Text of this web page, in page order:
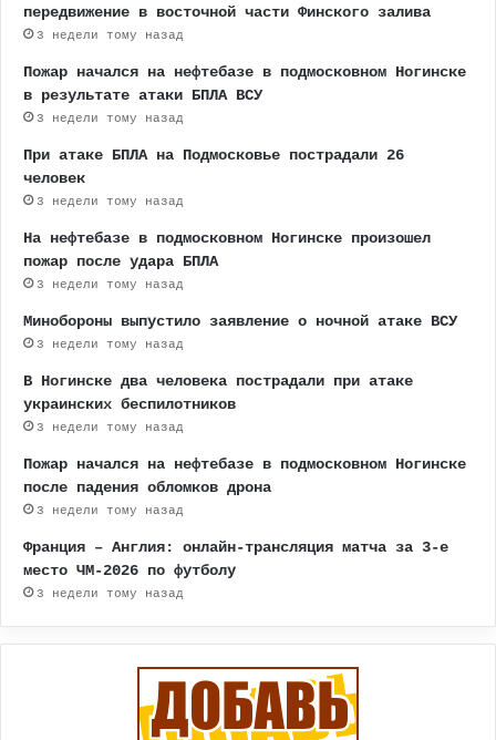
передвижение в восточной части Финского залива
3 недели тому назад
Пожар начался на нефтебазе в подмосковном Ногинске
в результате атаки БПЛА ВСУ
3 недели тому назад
При атаке БПЛА на Подмосковье пострадали 26
человек
3 недели тому назад
На нефтебазе в подмосковном Ногинске произошел
пожар после удара БПЛА
3 недели тому назад
Минобороны выпустило заявление о ночной атаке ВСУ
3 недели тому назад
В Ногинске два человека пострадали при атаке
украинских беспилотников
3 недели тому назад
Пожар начался на нефтебазе в подмосковном Ногинске
после падения обломков дрона
3 недели тому назад
Франция – Англия: онлайн-трансляция матча за 3-е
место ЧМ-2026 по футболу
3 недели тому назад